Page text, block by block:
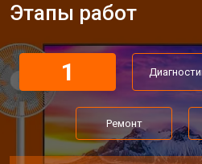
Этапы работ
1
Ремонт